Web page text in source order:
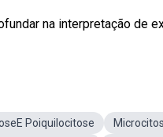
na interpretação de
Poiquilocitose